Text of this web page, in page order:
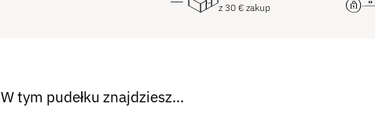
z30€ zakup
W tym pudełku znajdziesz...